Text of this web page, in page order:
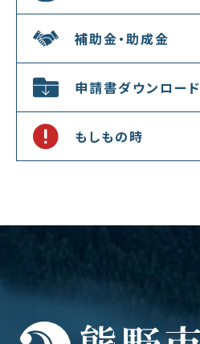
補助金・助成金
申請書ダウンロード
もしもの時